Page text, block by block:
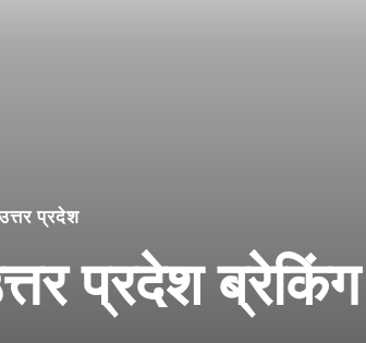
प्रदेश
प्रदेश